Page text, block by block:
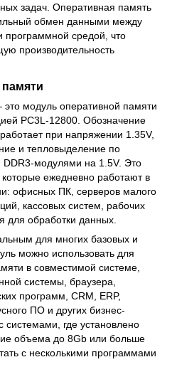
задач. Оперативная память
обмен данными между
программной средой, что
производительность
модуль оперативной памяти
PC3L-12800. Обозначение
при напряжении 1.35V,
и тепловыделение по
модулями на 1.5V. Это
ежедневно работают в
офисных ПК, серверов малого
кассовых систем, рабочих
для обработки данных.
для многих базовых и
можно использовать для
в совместимой системе,
системы, браузера,
программ, CRM, ERP,
ПО и других бизнес-
где установлено
объема до 8Gb или больше
с несколькими программами